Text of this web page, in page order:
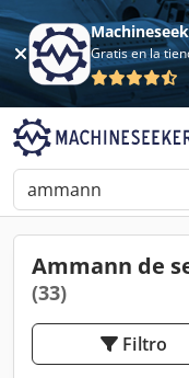
Ammann de
(33)
Filtro